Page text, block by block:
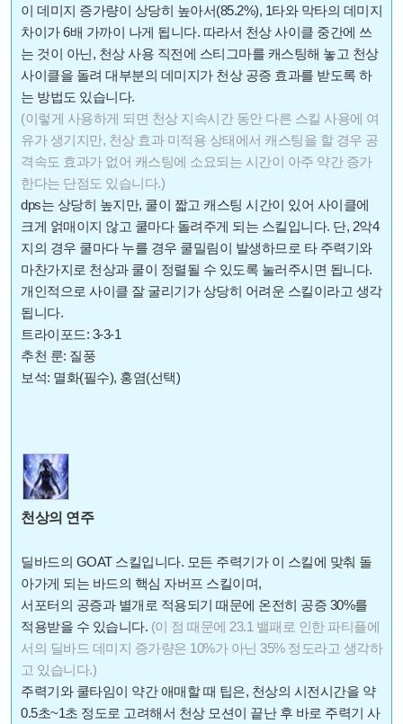
이 데미지 증가량이 상당히 높아서(85.2%), 1타와 막타의 데미지
차이가 6배 가까이 나게 됩니다. 따라서 천상 사이클 중간에 쓰
는 것이 아닌, 천상 사용 직전에 스티그마를 캐스팅해 놓고 천상
사이클을 돌려 대부분의 데미지가 천상 공증 효과를 받도록 하
는 방법도 있습니다.
(이렇게 사용하게 되면 천상 지속시간 동안 다른 스킬 사용에 여
유가 생기지만, 천상 효과 미적용 상태에서 캐스팅을 할 경우 공
격속도 효과가 없어 캐스팅에 소요되는 시간이 아주 약간 증가
한다는 단점도 있습니다.)
dps는 상당히 높지만, 쿨이 짧고 캐스팅 시간이 있어 사이클에
크게 얽매이지 않고 쿨마다 돌려주게 되는 스킬입니다. 단, 2악4
지의 경우 쿨마다 누를 경우 쿨밀림이 발생하므로 타 주력기와
마찬가지로 천상과 쿨이 정렬될 수 있도록 눌러주시면 됩니다.
개인적으로 사이클 잘 굴리기가 상당히 어려운 스킬이라고 생각
됩니다.
트라이포드: 3-3-1
추천 룬: 질풍
보석: 멸화(필수), 홍염(선택)
천상의 연주
딜바드의 GOAT 스킬입니다. 모든 주력기가 이 스킬에 맞춰 돌
아가게 되는 바드의 핵심 자버프 스킬이며,
서포터의 공증과 별개로 적용되기 때문에 온전히 공증 30%를
적용받을 수 있습니다. (이 점 때문에 23.1 밸패로 인한 파티플에
서의 딜바드 데미지 증가량은 10%가 아닌 35% 정도라고 생각하
고 있습니다.)
주력기와 쿨타임이 약간 애매할 때 팁은, 천상의 시전시간을 약
0.5초~1초 정도로 고려해서 천상 모션이 끝난 후 바로 주력기 사